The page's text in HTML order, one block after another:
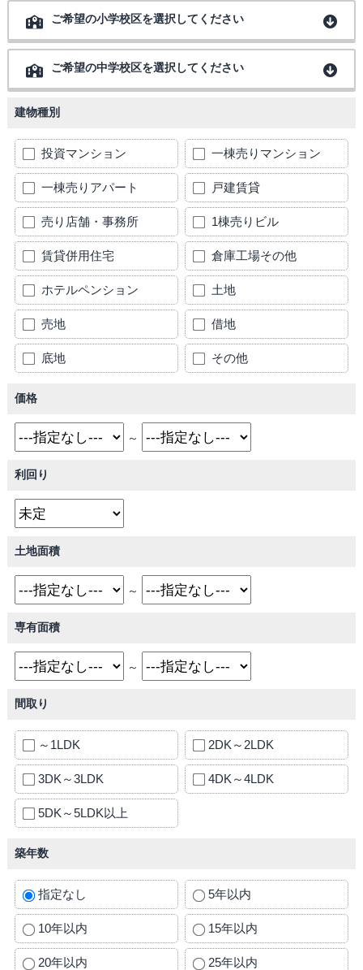
ご希望の小学校区を選択してください
ご希望の中学校区を選択してください
建物種別
投資マンション 一棟売りマンション
一棟売りアパート 戸建賃貸
売り店舗・事務所 1棟売りビル
賃貸併用住宅 倉庫工場その他
ホテルペンション 土地
売地 借地
底地 その他
価格
～
利回り
土地面積
～
専有面積
～
間取り
～1LDK 2DK～2LDK
3DK～3LDK 4DK～4LDK
5DK～5LDK以上
築年数
指定なし 5年以内
10年以内 15年以内
20年以内 25年以内